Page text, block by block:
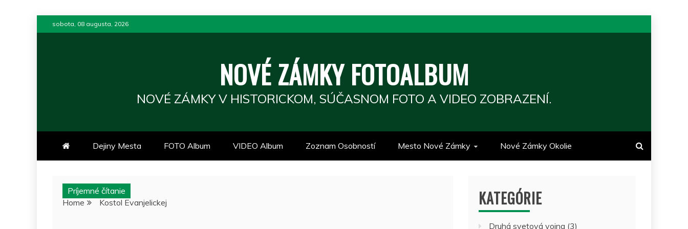
to
sobota, 08 augusta, 2026
NOVÉ ZÁMKY FOTOALBUM
NOVÉ ZÁMKY V HISTORICKOM, SÚČASNOM FOTO A VIDEO ZOBRAZENÍ.
Dejiny Mesta FOTO Album VIDEO Album Zoznam Osobností Mesto Nové Zámky Nové Zámky Okolie
Príjemné čítanie
Home
Kostol Evanjelickej KATEGÓRIE
Druhá svetová vojna (3)